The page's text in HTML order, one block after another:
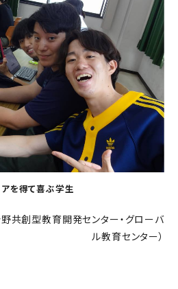
を得て喜ぶ学生
共創型教育開発センター・グローバ
ル教育センター）